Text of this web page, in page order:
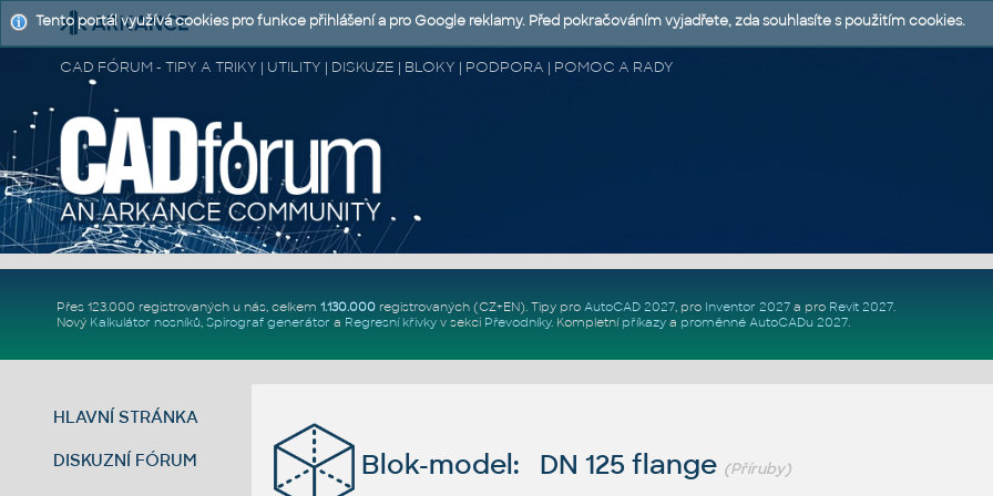
CAD FÓRUM - TIPY A TRIKY | UTILITY | DISKUZE | BLOKY | PODPORA | POMOC A RADY
Přes 123.000 registrovaných u nás, celkem 1.130.000registrovaných (CZ+EN). Tipy pro AutoCAD 2027, pro Inventor 2027a pro Revit 2027.
Nový Kalkulátor nosníků, Spirograf generátor a Regresní křivkyv sekci Převodníky. Kompletní příkazya proměnné AutoCADu 2027.
HLAVNÍ STRÁNKA
DISKUZNÍ FÓRUM Blok-model: DN 125 flange (Příruby)
Tento portál využívá cookies pro funkce přihlášení a pro Google reklamy. Před pokračováním vyjadřete, zda souhlasíte s použitím cookies.